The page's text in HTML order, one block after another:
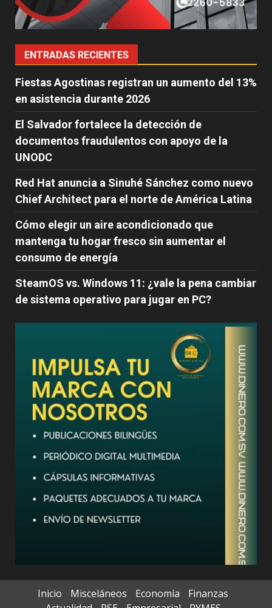
ENTRADAS RECIENTES
Fiestas Agostinas registran un aumento del 13%
en asistencia durante 2026
El Salvador fortalece la detección de
documentos fraudulentos con apoyo de la
UNODC
Red Hat anuncia a Sinuhé Sánchez como nuevo
Chief Architect para el norte de América Latina
Cómo elegir un aire acondicionado que
mantenga tu hogar fresco sin aumentar el
consumo de energía
SteamOS vs. Windows 11: ¿vale la pena cambiar
de sistema operativo para jugar en PC?
Inicio Misceláneos Economía
Finanzas